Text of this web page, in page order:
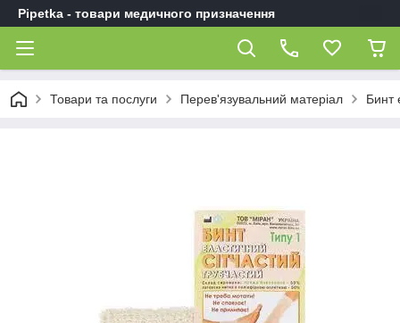
Pipetka - товари медичного призначення
Товари та послуги Перев'язувальний матеріал Бинт